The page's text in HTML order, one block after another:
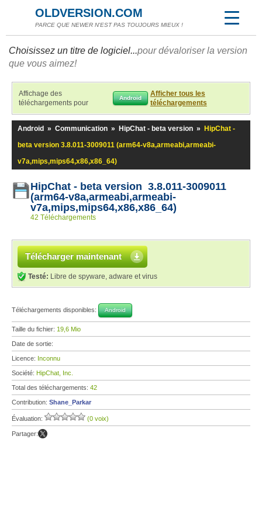
OLDVERSION.COM
PARCE QUE NEWER N'EST PAS TOUJOURS MIEUX !
Choisissez un titre de logiciel...pour dévaloriser la version
que vous aimez!
Affichage des
téléchargements pour
Android
Afficher tous les
téléchargements
Android » Communication » HipChat - beta version »
HipChat -
beta version 3.8.011-3009011 (arm64-v8a,armeabi,armeabi-
v7a,mips,mips64,x86,x86_64)
HipChat - beta version 3.8.011-3009011
(arm64-v8a,armeabi,armeabi-
v7a,mips,mips64,x86,x86_64)
42 Téléchargements
Télécharger maintenant
Testé: Libre de spyware, adware et virus
Téléchargements disponibles: Android
Taille du fichier: 19,6 Mio
Date de sortie:
Licence: Inconnu
Société: HipChat, Inc.
Total des téléchargements: 42
Contribution: Shane_Parkar
Évaluation: (0 voix)
Partager: